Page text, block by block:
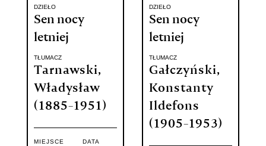
DZIEŁO
Sen nocy
letniej
TŁUMACZ
Tarnawski,
Władysław
(1885-1951)
MIEJSCE DATA
DZIEŁO
Sen nocy
letniej
TŁUMACZ
Gałczyński,
Konstanty
Ildefons
(1905-1953)